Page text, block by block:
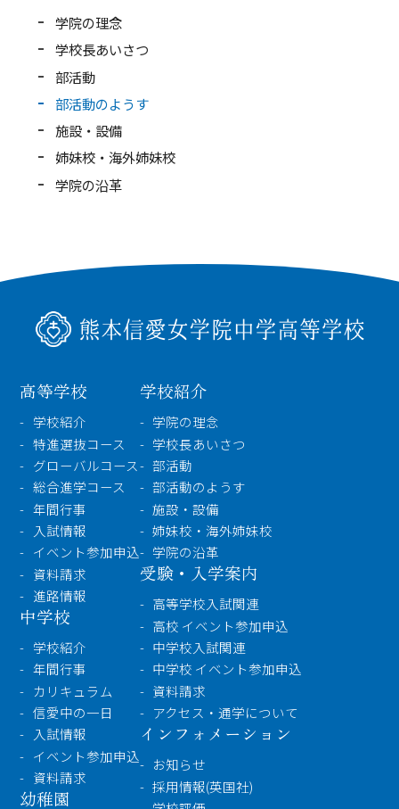
学院の理念
学校長あいさつ
部活動
部活動のようす
施設・設備
姉妹校・海外姉妹校
学院の沿革
高等学校
学校紹介
特進選抜コース
グローバルコース
総合進学コース
年間行事
入試情報
イベント参加申込
資料請求
進路情報
中学校
学校紹介
年間行事
カリキュラム
信愛中の一日
入試情報
イベント参加申込
資料請求
幼稚園
学校紹介
学院の理念
学校長あいさつ
部活動
部活動のようす
施設・設備
姉妹校・海外姉妹校
学院の沿革
受験・入学案内
高等学校入試関連
高校 イベント参加申込
中学校入試関連
中学校 イベント参加申込
資料請求
アクセス・通学について
インフォメーション
お知らせ
採用情報(英国社)
受験・入学案内
インフォメーション